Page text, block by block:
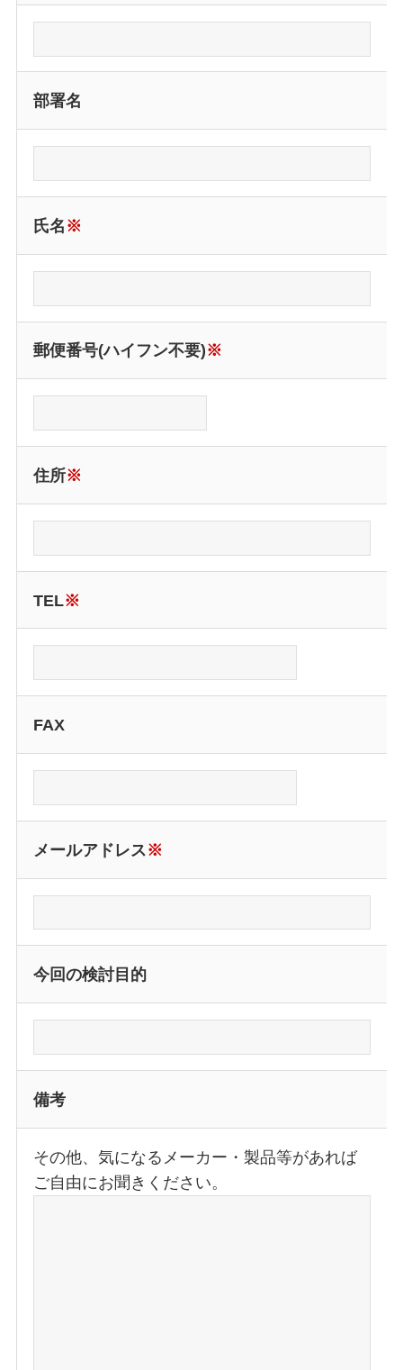
部署名
氏名 ※
郵便番号(ハイフン不要)※
住所※
TEL※
FAX
メールアドレス※
今回の検討目的
備考
その他、気になるメーカー・製品等があれば
ご自由にお聞きください。